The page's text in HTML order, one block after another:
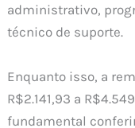
administrativo,
técnico de suporte.
Enquanto isso, a
R$2.141,93 a
fundamental